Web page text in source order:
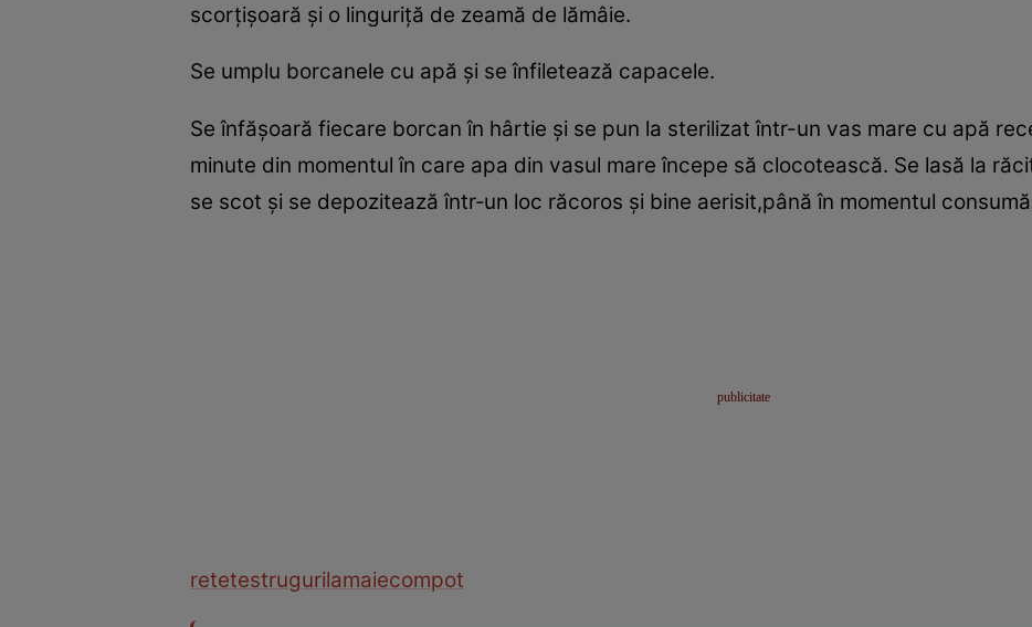
scorţişoară şi o linguriţă de zeamă de lămâie.
Se umplu borcanele cu apă şi se înfiletează capacele.
Se înfăşoară fiecare borcan în hârtie şi se pun la sterilizat într-un vas mare cu apă
minute din momentul în care apa din vasul mare începe să clocotească. Se lasă la
se scot şi se depozitează într‑un loc răcoros şi bine aerisit,până în momentul
retetestrugurilamaiecompot